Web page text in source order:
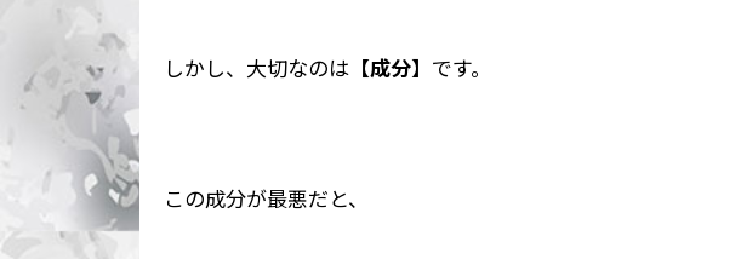
しかし、大切なのは 【成分】 です。
この成分が最悪だと、